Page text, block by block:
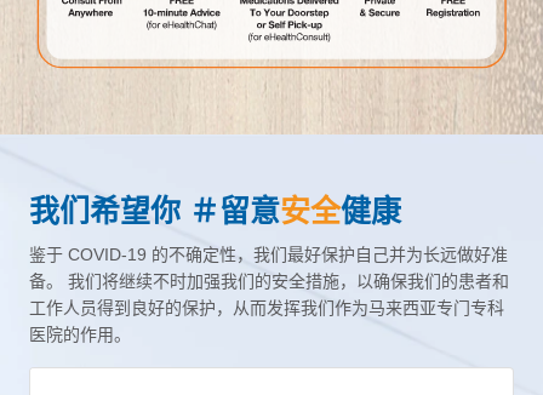
我们希望你 ＃留意安全健康
鉴于 COVID-19 的不确定性，我们最好保护自己并为长远做好准
备。 我们将继续不时加强我们的安全措施，以确保我们的患者和
工作人员得到良好的保护，从而发挥我们作为马来西亚专门专科
医院的作用。